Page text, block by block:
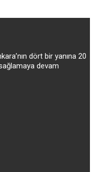
dört bir yanına 20
devam